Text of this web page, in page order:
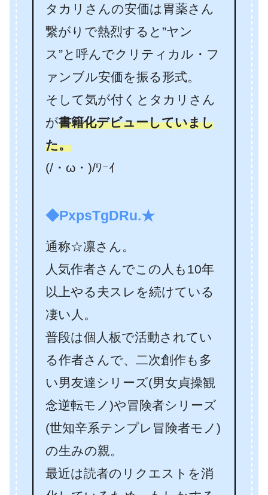
タカリさんの安価は胃薬さん
繋がりで熱烈すると”ヤン
ス”と呼んでクリティカル・フ
ァンブル安価を振る形式。
そして気が付くとタカリさん
が書籍化デビューしていまし
た。
(/・ω・)/ﾜｰｲ
◆PxpsTgDRu.★
通称☆凛さん。
人気作者さんでこの人も10年
以上やる夫スレを続けている
凄い人。
普段は個人板で活動されてい
る作者さんで、二次創作も多
い男友達シリーズ(男女貞操観
念逆転モノ)や冒険者シリーズ
(世知辛系テンプレ冒険者モノ)
の生みの親。
最近は読者のリクエストを消